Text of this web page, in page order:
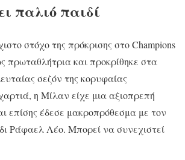
παλιό παιδί
στόχο της πρόκρισης στο Champions
πρωταθλήτρια και προκρίθηκε στα
σεζόν της κορυφαίας
η Μίλαν είχε μια αξιοπρεπή
επίσης έδεσε μακροπρόθεσμα με τον
Ράφαελ Λέο. Μπορεί να συνεχιστεί